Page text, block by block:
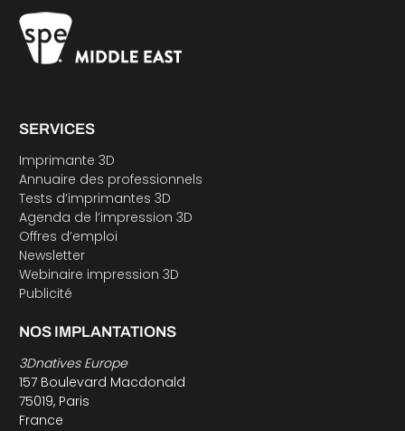
SERVICES
Imprimante 3D
Annuaire des professionnels
Tests d’imprimantes 3D
Agenda de l’impression 3D
Offres d’emploi
Newsletter
Webinaire impression 3D
Publicité
NOS IMPLANTATIONS
3Dnatives Europe
157 Boulevard Macdonald
75019, Paris
France